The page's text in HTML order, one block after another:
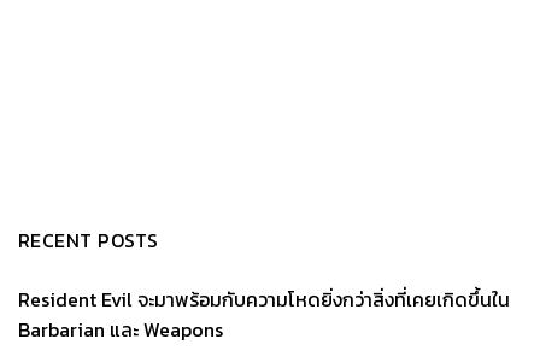
RECENT POSTS
Resident Evil จะมาพร้อมกับความโหดยิ่งกว่าสิ่งที่เคยเกิดขึ้นใน
Barbarian และ Weapons